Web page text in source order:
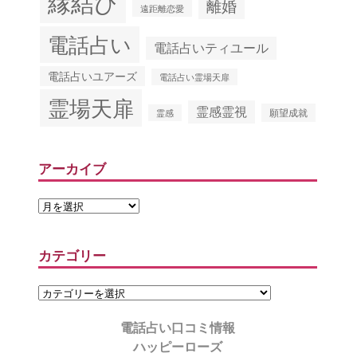
遠距離恋愛 離婚
電話占い 電話占いティユール
電話占いユアーズ 電話占い霊場天扉
霊場天扉 霊感 霊感霊視 願望成就
アーカイブ
カテゴリー
電話占い口コミ情報
ハッピーローズ